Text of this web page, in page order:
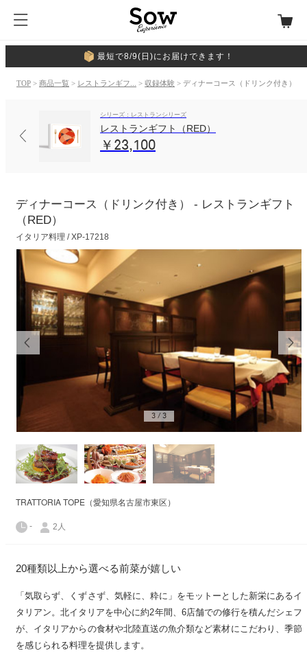
最短で8/9(日)にお届けできます！
TOP > 商品一覧 > レストランギフ... > 収録体験 > ディナーコース（ドリンク付き）
シリーズ：レストランシリーズ
レストランギフト（RED）
￥23,100
ディナーコース（ドリンク付き） - レストランギフト
（RED）
イタリア料理 / XP-17218
3 / 3
TRATTORIA TOPE（愛知県名古屋市東区）
- 2人
20種類以上から選べる前菜が嬉しい
「気取らず、くずさず、気軽に、粋に」をモットーとした新栄にあるイ
タリアン。北イタリアを中心に約2年間、6店舗での修行を積んだシェフ
が、イタリアからの食材や北陸直送の魚介類など素材にこだわり、季節
を感じられる料理を提供します。